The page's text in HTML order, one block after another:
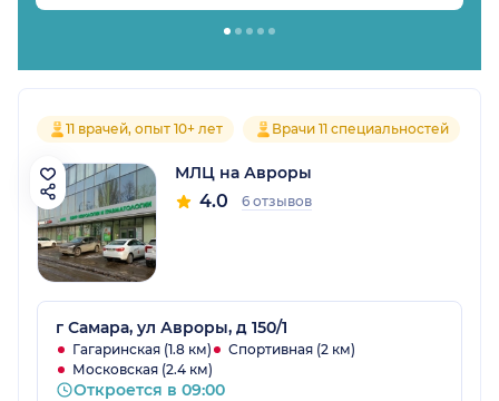
11 врачей, опыт 10+ лет Врачи 11 специальностей
МЛЦ на Авроры
4.0 6 отзывов
г Самара, ул Авроры, д 150/1
Гагаринская (1.8 км)
Спортивная (2 км)
Московская (2.4 км)
Откроется в 09:00